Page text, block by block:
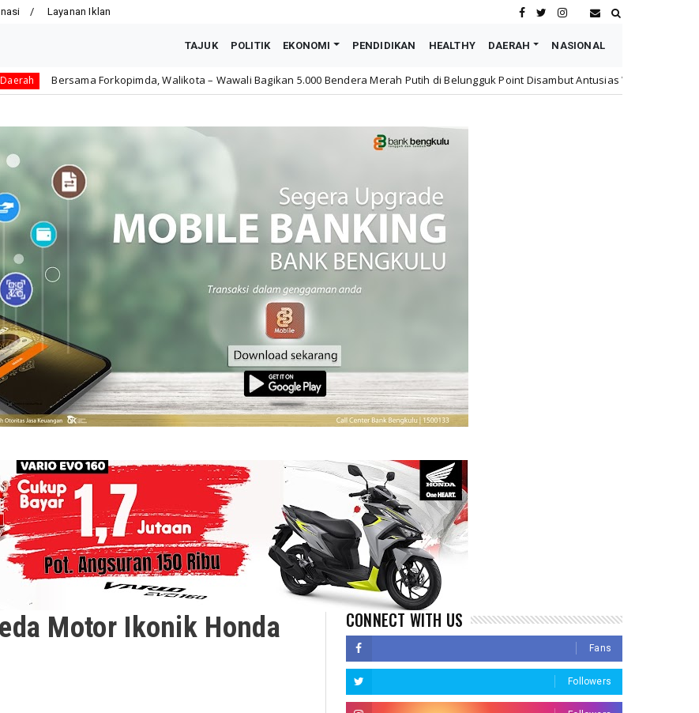
Layanan Iklan
TAJUK POLITIK EKONOMI PENDIDIKAN HEALTHY DAERAH NASIONAL
Walikota – Wawali Bagikan 5.000 Bendera Merah Putih di Belungguk Point Disambut Antusias Warga Jelajah
Motor Ikonik Honda
CONNECT WITH US
Fans
Followers